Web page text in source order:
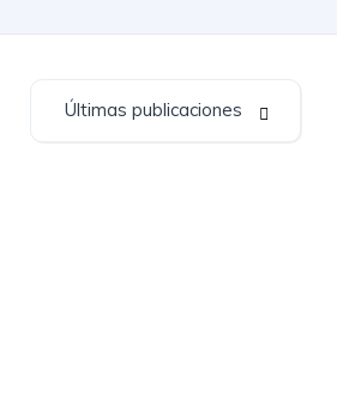
Últimas publicaciones